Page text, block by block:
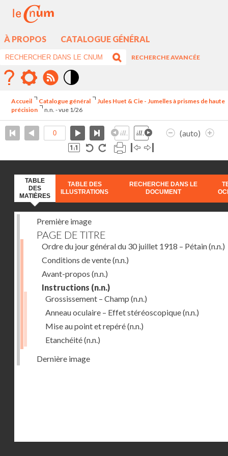
À PROPOS CATALOGUE GÉNÉRAL
RECHERCHE AVANCÉE
élévé
Accueil Catalogue général
Jules Huet & Cie - Jumelles à prismes de haute
précision
n.n. - vue 1/26
(auto)
TABLE
DES
MATIÈRES
TABLE DES
ILLUSTRATIONS
RECHERCHE DANS LE
DOCUMENT
Première image
PAGE DE TITRE
Ordre du jour général du 30 juillet 1918 – Pétain(n.n.)
Conditions de vente(n.n.)
Avant-propos (n.n.)
Instructions (n.n.)
Grossissement – Champ (n.n.)
Anneau oculaire – Effet stéréoscopique(n.n.)
Mise au point et repéré(n.n.)
Etanchéité(n.n.)
Dernière image